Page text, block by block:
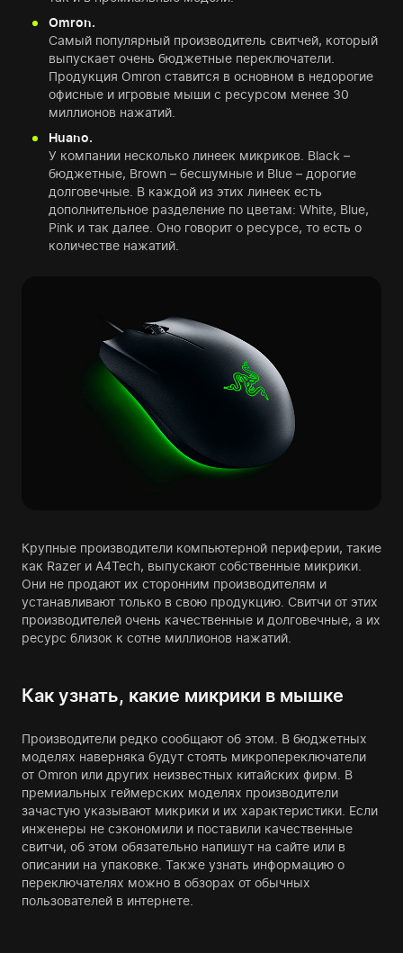
Omron.
Самый популярный производитель свитчей, который
выпускает очень бюджетные переключатели.
Продукция Omron ставится в основном в недорогие
офисные и игровые мыши с ресурсом менее 30
миллионов нажатий.
Huano.
У компании несколько линеек микриков. Black –
бюджетные, Brown – бесшумные и Blue – дорогие
долговечные. В каждой из этих линеек есть
дополнительное разделение по цветам: White, Blue,
Pink и так далее. Оно говорит о ресурсе, то есть о
количестве нажатий.
Крупные производители компьютерной периферии, такие
как Razer и A4Tech, выпускают собственные микрики.
Они не продают их сторонним производителям и
устанавливают только в свою продукцию. Свитчи от этих
производителей очень качественные и долговечные, а их
ресурс близок к сотне миллионов нажатий.
Как узнать, какие микрики в мышке
Производители редко сообщают об этом. В бюджетных
моделях наверняка будут стоять микропереключатели
от Omron или других неизвестных китайских фирм. В
премиальных геймерских моделях производители
зачастую указывают микрики и их характеристики. Если
инженеры не сэкономили и поставили качественные
свитчи, об этом обязательно напишут на сайте или в
описании на упаковке. Также узнать информацию о
переключателях можно в обзорах от обычных
пользователей в интернете.